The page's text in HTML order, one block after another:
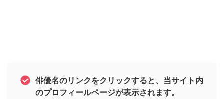
俳優名のリンクをクリックすると、当サイト内
のプロフィールページが表示されます。